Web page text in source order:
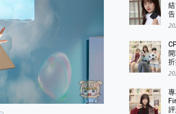
到來，「Slogan 海報徵稿活動」好康大放送
5000mAh薄型磁吸無線急速行動電源 開箱
慧冷暖調溫裝置 開箱 評測
折優惠嗨翻天！支援 iOS/Android！
全場景拍攝需求？
秘書已上線 每月免費送你 300分鐘轉寫
作儲存方案登場，趕快來AGI亞奇雷挑戰任務抽
5合1 磁吸無線急速行動電源 開箱 評測
靠的旅行夥伴！帶給您優異的安全性與強大供電
27型」 4K IPS 輕薄商用智慧聯網螢